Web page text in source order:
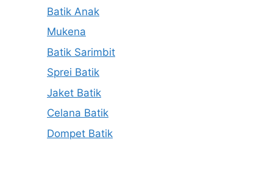
Batik Anak
Mukena
Batik Sarimbit
Sprei Batik
Jaket Batik
Celana Batik
Dompet Batik